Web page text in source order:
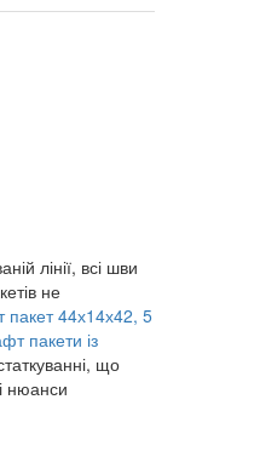
лінії, всі шви
не
пакет 44х14х42, 5
пакети із
що
нюанси